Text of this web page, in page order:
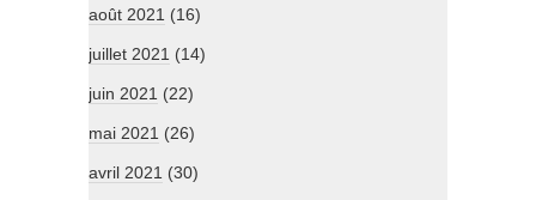
août 2021 (16)
juillet 2021 (14)
juin 2021 (22)
mai 2021 (26)
avril 2021 (30)